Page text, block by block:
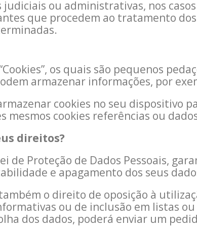
ou administrativas, nos
que procedem ao tratamento
os quais são pequenos
armazenar informações, por
cookies no seu dispositivo
mesmos cookies referências ou
direitos?
de Proteção de Dados Pessoais,
e apagamento dos seus
o direito de oposição à
ou de inclusão em listas
dos dados, poderá enviar um